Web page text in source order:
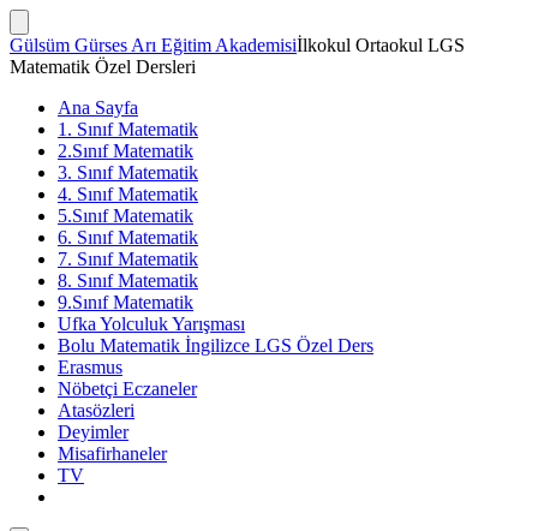
İçeriğe
atla
Arama
Çubuğunu
Göster/Gizle
Gülsüm Gürses Arı Eğitim Akademisiİlkokul Ortaokul LGS
Matematik Özel Dersleri
Ana Sayfa
1. Sınıf Matematik
2.Sınıf Matematik
3. Sınıf Matematik
4. Sınıf Matematik
5.Sınıf Matematik
6. Sınıf Matematik
7. Sınıf Matematik
8. Sınıf Matematik
9.Sınıf Matematik
Ufka Yolculuk Yarışması
Bolu Matematik İngilizce LGS Özel Ders
Erasmus
Nöbetçi Eczaneler
Atasözleri
Deyimler
Misafirhaneler
TV